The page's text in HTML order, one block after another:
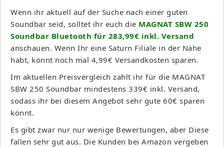
Wenn ihr aktuell auf der Suche nach einer guten
Soundbar seid, solltet ihr euch die MAGNAT SBW 250
Soundbar Bluetooth für 283,99€ inkl. Versand
anschauen. Wenn Ihr eine Saturn Filiale in der Nähe
habt, könnt noch mal 4,99€ Versandkosten sparen.
Im aktuellen Preisvergleich zahlt ihr für die MAGNAT
SBW 250 Soundbar mindestens 339€ inkl. Versand,
sodass ihr bei diesem Angebot sehr gute 60€ sparen
könnt.
Es gibt zwar nur nur wenige Bewertungen, aber Diese
fallen sehr gut aus. Die Kunden bei Amazon vergeben